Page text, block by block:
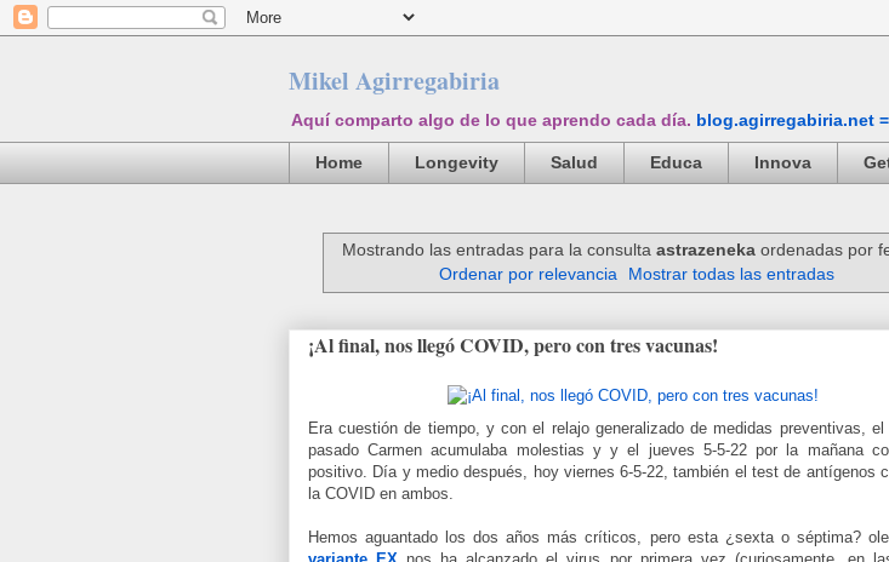
Mikel Agirregabiria
Aquí comparto algo de lo que aprendo cada día. blog.agirregabiria.net
Home Longevity Salud Educa Innova
Mostrando las entradas para la consulta astrazenekaordenadas por
Ordenar por relevancia
Mostrar todas las entradas
¡Al final, nos llegó COVID, pero con tres vacunas!
Era cuestión de tiempo, y con el relajo generalizado de medidas preventivas, el
pasado Carmen acumulaba molestias y y el jueves 5-5-22 por la mañana
positivo. Día y medio después, hoy viernes 6-5-22, también el test de antígenos
la COVID en ambos.
Hemos aguantado los dos años más críticos, pero esta ¿sexta o séptima?